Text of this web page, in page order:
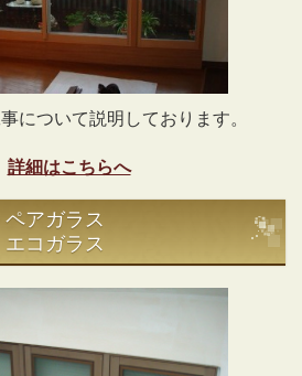
について説明しております。
詳細はこちらへ
ペアガラス
エコガラス